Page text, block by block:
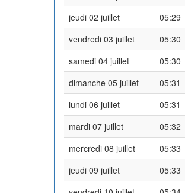
jeudi 02 juillet
05:29
vendredi 03 juillet
05:30
samedi 04 juillet
05:30
dimanche 05 juillet
05:31
lundi 06 juillet
05:31
mardi 07 juillet
05:32
mercredi 08 juillet
05:33
jeudi 09 juillet
05:33